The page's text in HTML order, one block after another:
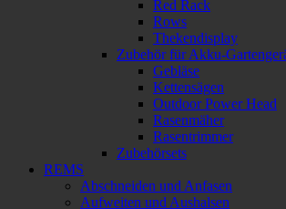
Red Rack
Rows
Thekendisplay
Zubehör für Akku-
Gebläse
Kettensägen
Outdoor Power Head
Rasenmäher
Rasentrimmer
Zubehörsets
REMS
Abschneiden und Anfasen
Aufweiten und Aushalsen